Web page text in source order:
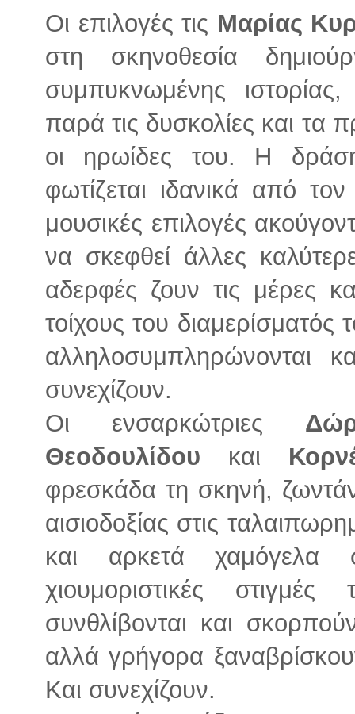
Οι επιλογές τις Μαρίας
στη σκηνοθεσία
συμπυκνωμένης
παρά τις δυσκολίες και τα
οι ηρωίδες του. Η
φωτίζεται ιδανικά από
μουσικές επιλογές
να σκεφθεί άλλες
αδερφές ζουν τις μέρες
τοίχους του
αλληλοσυμπληρώνονται
συνεχίζουν.
Οι ενσαρκώτριες
Θεοδουλίδου και
φρεσκάδα τη σκηνή,
αισιοδοξίας στις
και αρκετά
χιουμοριστικές
συνθλίβονται και
αλλά γρήγορα
Και συνεχίζουν.